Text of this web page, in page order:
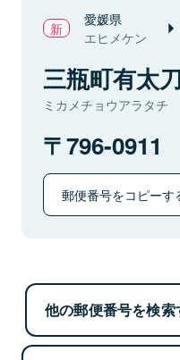
愛媛県
エヒメケン
三瓶町有太刀
ミカメチョウアラタチ
796-0911
郵便番号をコピーす
他の郵便番号を検索